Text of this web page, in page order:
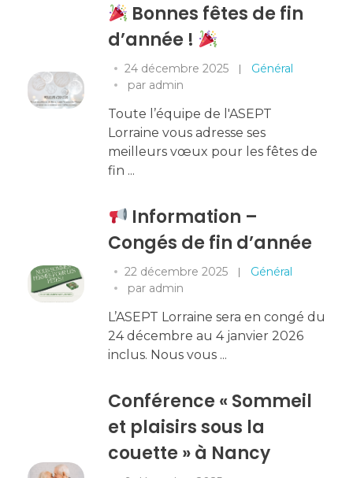
Bonnes fêtes de fin
d’année !
24 décembre 2025
Général
par admin
Toute l’équipe de l'ASEPT
Lorraine vous adresse ses
meilleurs vœux pour les fêtes de
fin ...
Information –
Congés de fin d’année
22 décembre 2025
Général
par admin
L’ASEPT Lorraine sera en congé du
24 décembre au 4 janvier 2026
inclus. Nous vous ...
Conférence « Sommeil
et plaisirs sous la
couette » à Nancy